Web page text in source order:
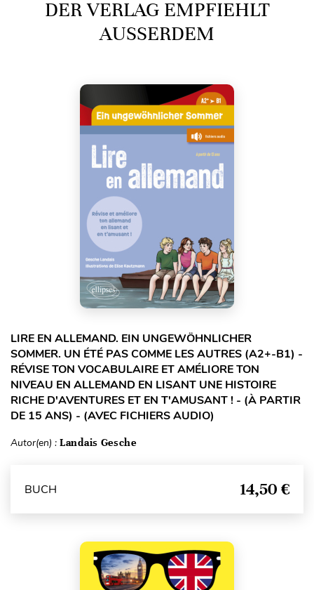
DER VERLAG EMPFIEHLT
AUSSERDEM
LIRE EN ALLEMAND. EIN UNGEWÖHNLICHER
SOMMER. UN ÉTÉ PAS COMME LES AUTRES (A2+-B1) -
RÉVISE TON VOCABULAIRE ET AMÉLIORE TON
NIVEAU EN ALLEMAND EN LISANT UNE HISTOIRE
RICHE D'AVENTURES ET EN T'AMUSANT ! - (À PARTIR
DE 15 ANS) - (AVEC FICHIERS AUDIO)
Autor(en) : Landais Gesche
BUCH 14,50 €